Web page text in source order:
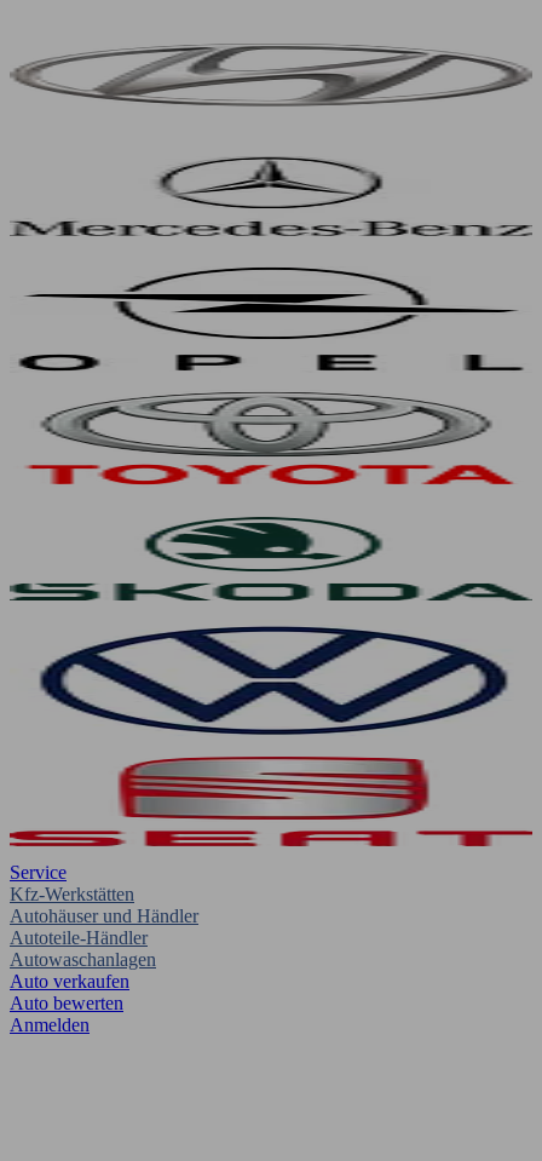
Service
Kfz-Werkstätten
Autohäuser und Händler
Autoteile-Händler
Autowaschanlagen
Auto verkaufen
Auto bewerten
Anmelden